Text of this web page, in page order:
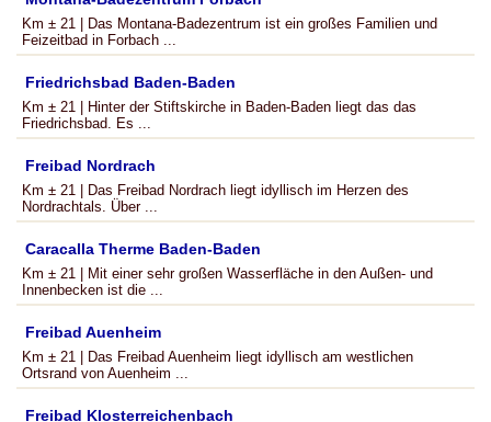
Km ± 21 | Das Montana-Badezentrum ist ein großes Familien und
Feizeitbad in Forbach ...
Friedrichsbad Baden-Baden
Km ± 21 | Hinter der Stiftskirche in Baden-Baden liegt das das
Friedrichsbad. Es ...
Freibad Nordrach
Km ± 21 | Das Freibad Nordrach liegt idyllisch im Herzen des
Nordrachtals. Über ...
Caracalla Therme Baden-Baden
Km ± 21 | Mit einer sehr großen Wasserfläche in den Außen- und
Innenbecken ist die ...
Freibad Auenheim
Km ± 21 | Das Freibad Auenheim liegt idyllisch am westlichen
Ortsrand von Auenheim ...
Freibad Klosterreichenbach